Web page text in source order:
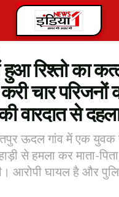
हुआ रिश्तो का
चार परिजनों
वारदात से
ऊदल गांव में एक युवक
से हमला कर माता-
आरोपी घायल है और